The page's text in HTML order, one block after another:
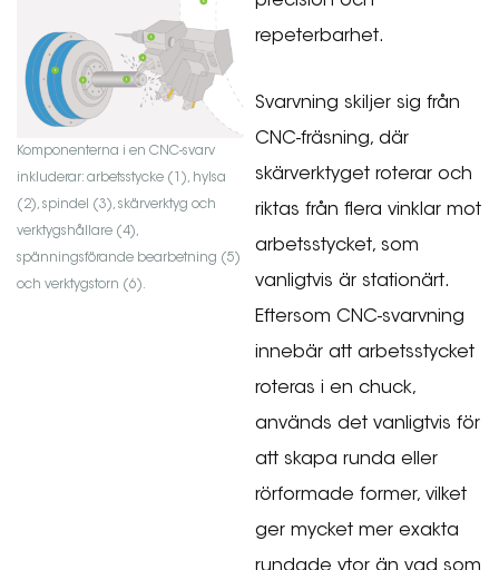
Komponenterna i en CNC-svarv
inkluderar: arbetsstycke (1), hylsa
(2), spindel (3), skärverktyg och
verktygshållare (4),
spänningsförande bearbetning (5)
och verktygstorn (6).
repeterbarhet.
Svarvning skiljer sig från
CNC-fräsning, där
skärverktyget roterar och
riktas från flera vinklar mot
arbetsstycket, som
vanligtvis är stationärt.
Eftersom CNC-svarvning
innebär att arbetsstycket
roteras i en chuck,
används det vanligtvis för
att skapa runda eller
rörformade former, vilket
ger mycket mer exakta